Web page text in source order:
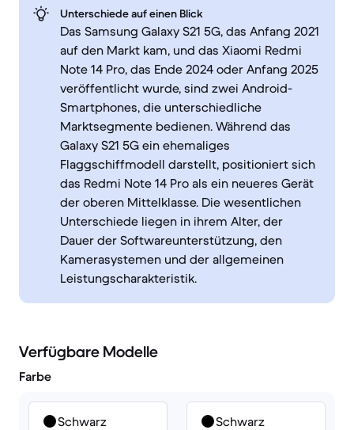
Unterschiede auf einen Blick
Das Samsung Galaxy S21 5G, das Anfang 2021
auf den Markt kam, und das Xiaomi Redmi
Note 14 Pro, das Ende 2024 oder Anfang 2025
veröffentlicht wurde, sind zwei Android-
Smartphones, die unterschiedliche
Marktsegmente bedienen. Während das
Galaxy S21 5G ein ehemaliges
Flaggschiffmodell darstellt, positioniert sich
das Redmi Note 14 Pro als ein neueres Gerät
der oberen Mittelklasse. Die wesentlichen
Unterschiede liegen in ihrem Alter, der
Dauer der Softwareunterstützung, den
Kamerasystemen und der allgemeinen
Leistungscharakteristik.
Verfügbare Modelle
Farbe
Schwarz Schwarz